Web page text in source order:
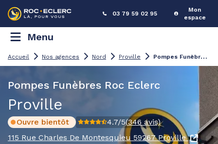
03 79 59 02 95
Mon
espace
Menu
Accueil Nos agences Nord Proville P
ompes Funèbres Proville
Pompes Funèbres Roc Eclerc
Proville
Ouvre bientôt 4.7/5(346 avis)
115 Rue Charles De Montesquieu 59267 Proville